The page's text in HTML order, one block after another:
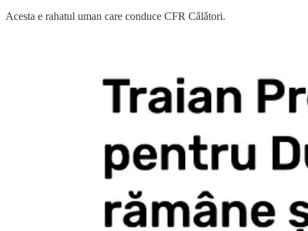
Acesta e rahatul uman care conduce CFR Cǎlǎtori.